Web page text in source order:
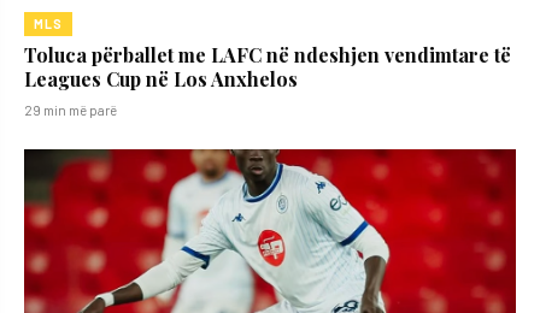
MLS
Toluca përballet me LAFC në ndeshjen vendimtare të
Leagues Cup në Los Anxhelos
29 min më parë